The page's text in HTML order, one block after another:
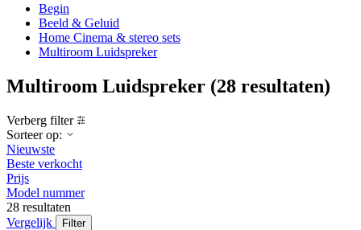
Begin
Beeld & Geluid
Home Cinema & stereo sets
Multiroom Luidspreker
Multiroom Luidspreker (28 resultaten)
Verberg filter
Sorteer op:
Nieuwste
Beste verkocht
Prijs
Model nummer
28 resultaten
Vergelijk
Filter